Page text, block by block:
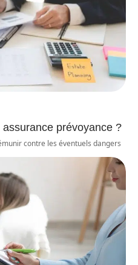
prévoyance ?
contre les éventuels dangers